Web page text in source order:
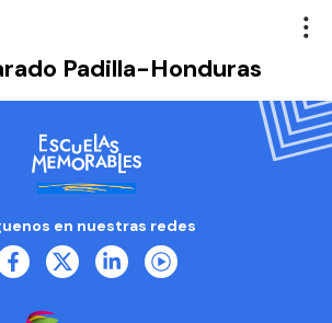
Padilla-Honduras
en nuestras redes